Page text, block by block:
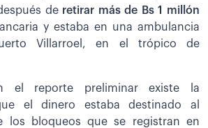
de retirar más de Bs 1 millón
y estaba en una ambulancia
Villarroel, en el trópico de
el reporte preliminar existe la
el dinero estaba destinado al
los bloqueos que se registran en